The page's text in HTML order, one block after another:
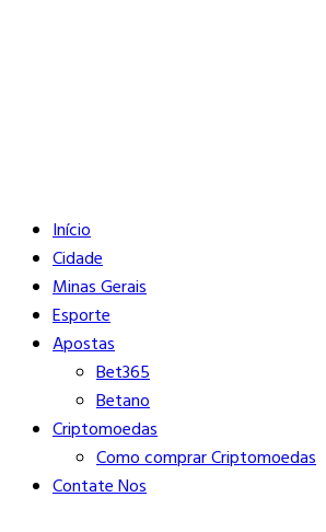
Início
Cidade
Minas Gerais
Esporte
Apostas
Bet365
Betano
Criptomoedas
Como comprar Criptomoedas
Contate Nos